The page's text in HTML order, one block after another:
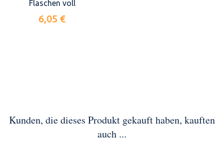
Flaschen voll
6,05 €
Kunden, die dieses Produkt gekauft haben, kauften
auch ...